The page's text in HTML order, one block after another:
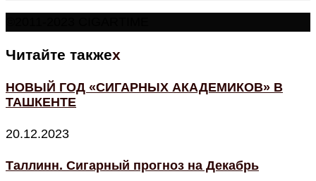
Читайте такжеx
НОВЫЙ ГОД «СИГАРНЫХ АКАДЕМИКОВ» В
ТАШКЕНТЕ
20.12.2023
Таллинн. Сигарный прогноз на Декабрь